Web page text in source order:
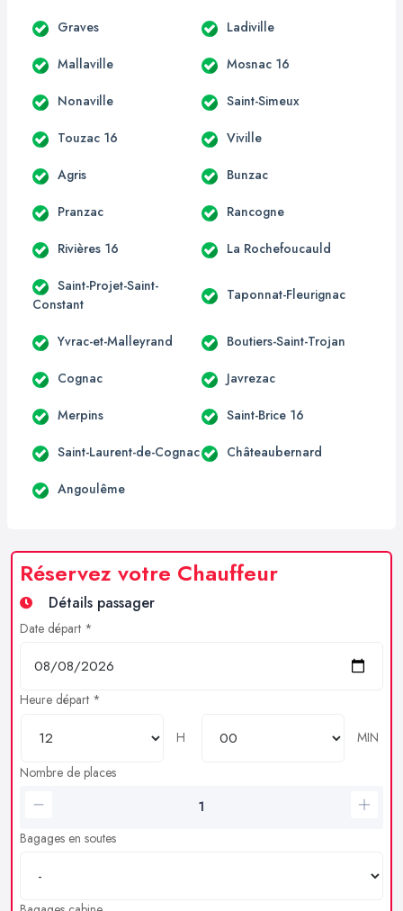
Graves Ladiville
Mallaville Mosnac 16
Nonaville Saint-Simeux
Touzac 16 Viville
Agris Bunzac
Pranzac Rancogne
Rivières 16 La Rochefoucauld
Saint-Projet-Saint-
Constant
Taponnat-Fleurignac
Yvrac-et-Malleyrand Boutiers-Saint-Trojan
Cognac Javrezac
Merpins Saint-Brice 16
Saint-Laurent-de-Cognac Châteaubernard
Angoulême
Réservez votre Chauffeur
Détails passager
Date départ *
Heure départ *
H
MIN
Nombre de places
Bagages en soutes